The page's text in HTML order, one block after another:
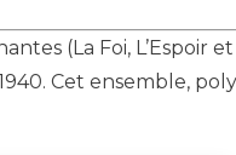
(La Foi, L’Espoir
Cet ensemble,